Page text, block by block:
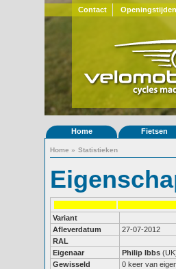
Contact Openingstijden
Home Fietsen
Home » Statistieken
Variant
Afleverdatum
27-07-2012
RAL
Eigenaar
Philip Ibbs
Gewisseld
0 keer van